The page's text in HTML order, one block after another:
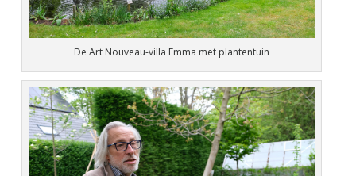
De Art Nouveau-villa Emma met plantentuin